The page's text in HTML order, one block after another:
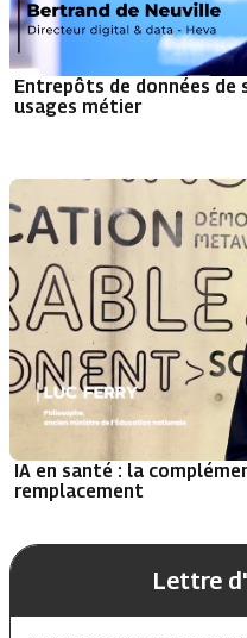
Entrepôts de données de
usages métier
IA en santé : la
remplacement
Lettre